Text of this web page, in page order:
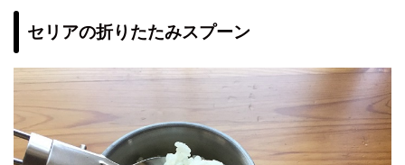
セリアの折りたたみスプーン